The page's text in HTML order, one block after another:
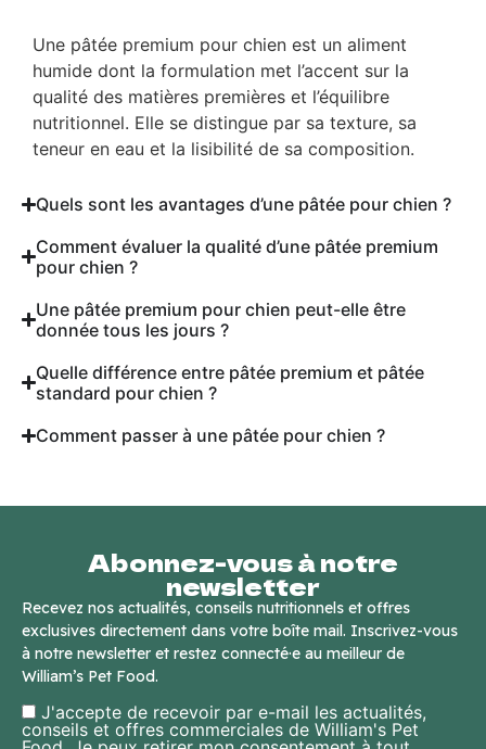
Une pâtée premium pour chien est un aliment
humide dont la formulation met l’accent sur la
qualité des matières premières et l’équilibre
nutritionnel. Elle se distingue par sa texture, sa
teneur en eau et la lisibilité de sa composition.
Quels sont les avantages d’une pâtée pour chien ?
Comment évaluer la qualité d’une pâtée premium
pour chien ?
Une pâtée premium pour chien peut-elle être
donnée tous les jours ?
Quelle différence entre pâtée premium et pâtée
standard pour chien ?
Comment passer à une pâtée pour chien ?
Abonnez-vous à notre
newsletter
Recevez nos actualités, conseils nutritionnels et offres
exclusives directement dans votre boîte mail. Inscrivez-vous
à notre newsletter et restez connecté·e au meilleur de
William’s Pet Food.
J'accepte de recevoir par e-mail les actualités,
conseils et offres commerciales de William's Pet